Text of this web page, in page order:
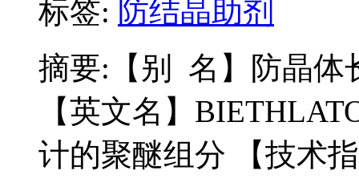
标签: 防结晶助剂
摘要: 【别 名】防晶
【英文名】
计的聚醚组分 【技术